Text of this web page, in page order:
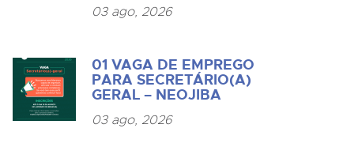
03 ago, 2026
01 VAGA DE EMPREGO
PARA SECRETÁRIO(A)
GERAL – NEOJIBA
03 ago, 2026